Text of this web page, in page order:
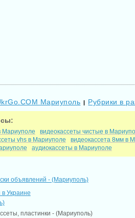
Мариуполь | Рубрики в
Мариуполе
видеокассеты чистые в
vhs в Мариуполе
видеокассета 8мм в
аудиокассеты в Мариуполе
объявлений - (Мариуполь)
Украине
пластинки - (Мариуполь)